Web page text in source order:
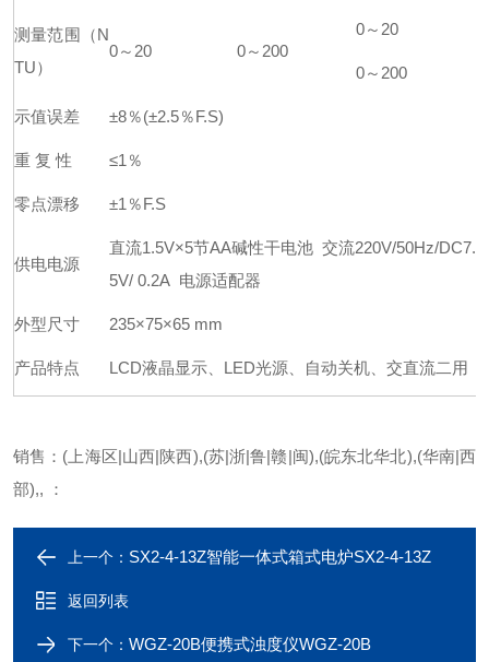
测量范围（N
TU）
0～20 0～200
0～20
0～200
示值误差 ±8％(±2.5％F.S)
重 复 性 ≤1％
零点漂移 ±1％F.S
供电电源
直流1.5V×5节AA碱性干电池 交流220V/50Hz/DC7.
5V/ 0.2A 电源适配器
外型尺寸 235×75×65 mm
产品特点 LCD液晶显示、LED光源、自动关机、交直流二用
销售：(上海区|山西|陕西),(苏|浙|鲁|赣|闽),(皖东北华北),(华南|西
部),, ：
上一个： SX2-4-13Z智能一体式箱式电炉SX2-4-13Z
返回列表
下一个： WGZ-20B便携式浊度仪WGZ-20B